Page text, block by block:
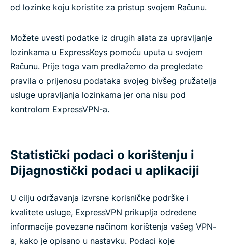
od lozinke koju koristite za pristup svojem Računu.
Možete uvesti podatke iz drugih alata za upravljanje
lozinkama u ExpressKeys pomoću uputa u svojem
Računu. Prije toga vam predlažemo da pregledate
pravila o prijenosu podataka svojeg bivšeg pružatelja
usluge upravljanja lozinkama jer ona nisu pod
kontrolom ExpressVPN-a.
Statistički podaci o korištenju i
Dijagnostički podaci u aplikaciji
U cilju održavanja izvrsne korisničke podrške i
kvalitete usluge, ExpressVPN prikuplja određene
informacije povezane načinom korištenja vašeg VPN-
a, kako je opisano u nastavku. Podaci koje